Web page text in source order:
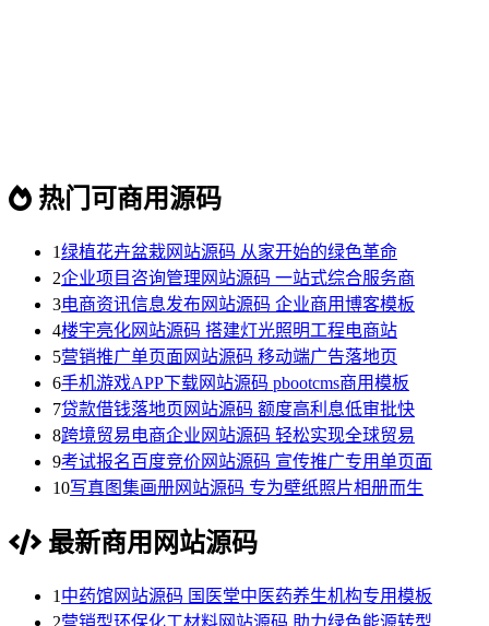
热门可商用源码
1绿植花卉盆栽网站源码 从家开始的绿色革命
2企业项目咨询管理网站源码 一站式综合服务商
3电商资讯信息发布网站源码 企业商用博客模板
4楼宇亮化网站源码 搭建灯光照明工程电商站
5营销推广单页面网站源码 移动端广告落地页
6手机游戏APP下载网站源码 pbootcms商用模板
7贷款借钱落地页网站源码 额度高利息低审批快
8跨境贸易电商企业网站源码 轻松实现全球贸易
9考试报名百度竞价网站源码 宣传推广专用单页面
10写真图集画册网站源码 专为壁纸照片相册而生
最新商用网站源码
1 中药馆网站源码 国医堂中医药养生机构专用模板
2营销型环保化工材料网站源码 助力绿色能源转型